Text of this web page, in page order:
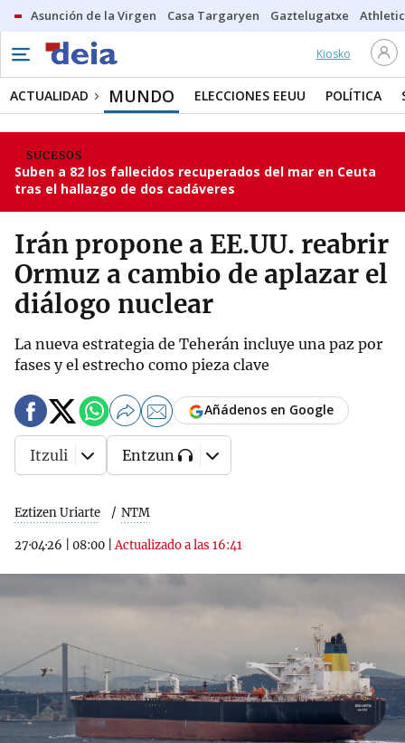
Asunción de la Virgen Casa Targaryen Gaztelugatxe Athletic
Kiosko
ACTUALIDAD MUNDO ELECCIONES EEUU POLÍTICA
SUCESOS
Suben a 82 los fallecidos recuperados del mar en Ceuta
tras el hallazgo de dos cadáveres
Irán propone a EE.UU. reabrir
Ormuz a cambio de aplazar el
diálogo nuclear
La nueva estrategia de Teherán incluye una paz por
fases y el estrecho como pieza clave
Eztizen Uriarte NTM
27·04·26 08:00 |Actualizado a las 16:41
Añádenos en Google
Itzuli Entzun